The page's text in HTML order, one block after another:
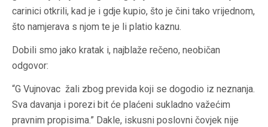
carinici otkrili, kad je i gdje kupio, što je čini tako vrijednom,
što namjerava s njom te je li platio kaznu.
Dobili smo jako kratak i, najblaže rečeno, neobičan
odgovor:
“G Vujnovac žali zbog previda koji se dogodio iz neznanja.
Sva davanja i porezi bit će plaćeni sukladno važećim
pravnim propisima.” Dakle, iskusni poslovni čovjek nije